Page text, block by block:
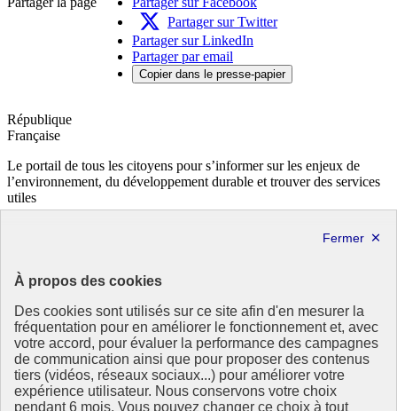
À propos des cookies
Des cookies sont utilisés sur ce site afin d'en mesurer la
fréquentation pour en améliorer le fonctionnement et, avec
votre accord, pour évaluer la performance des campagnes
de communication ainsi que pour proposer des contenus
tiers (vidéos, réseaux sociaux...) pour améliorer votre
expérience utilisateur. Nous conservons votre choix
pendant 6 mois. Vous pouvez changer ce choix à tout
énergies
Partager sur Twitter
Partager sur LinkedIn
Partager par email
Copier dans le presse-papier
République
Française
Le portail de tous les citoyens pour s’informer sur les enjeux de
l’environnement, du développement durable et trouver des services
utiles
data.gouv.fr- ouvre une nouvelle fenêtre
Partenaire